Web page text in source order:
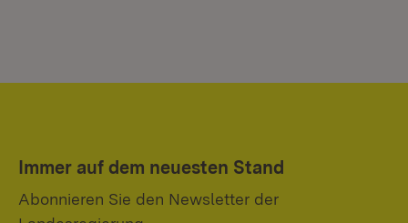
Immer auf dem neuesten Stand
Abonnieren Sie den Newsletter der